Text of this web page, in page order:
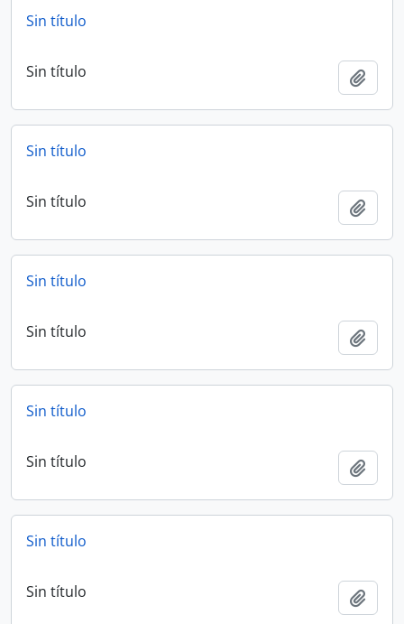
Sin título
Sin título
Sin título
Sin título
Sin título
Sin título
Sin título
Sin título
Sin título
Sin título